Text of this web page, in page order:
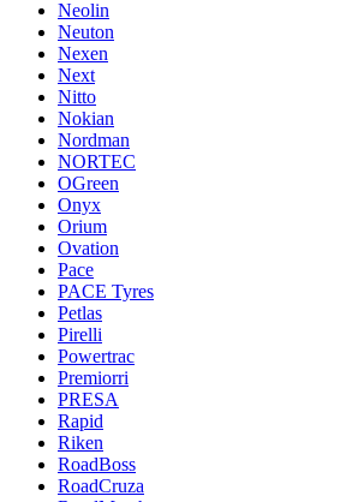
Neolin
Neuton
Nexen
Next
Nitto
Nokian
Nordman
NORTEC
OGreen
Onyx
Orium
Ovation
Pace
PACE Tyres
Petlas
Pirelli
Powertrac
Premiorri
PRESA
Rapid
Riken
RoadBoss
RoadCruza